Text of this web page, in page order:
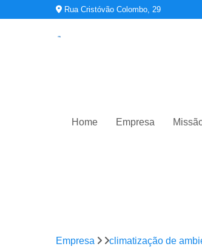
Rua Cristóvão Colombo, 29
Home Empresa
Empresa climatização de